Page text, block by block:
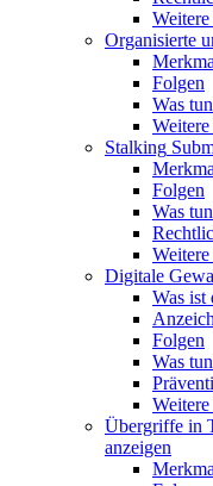
Organisierte
Folgen
Was
Stalking
Folgen
Was
Digitale
Was ist
Folgen
Was
Übergriffe in
anzeigen